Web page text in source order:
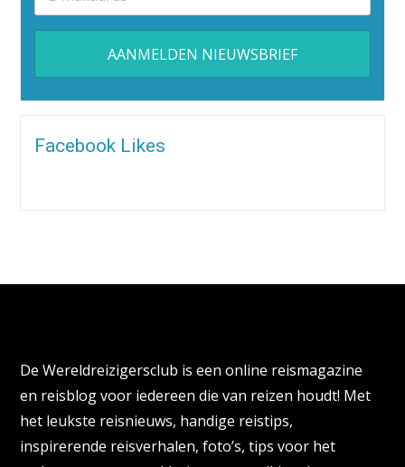
Alternative:
Facebook Likes
De Wereldreizigersclub is een online reismagazine
en reisblog voor iedereen die van reizen houdt! Met
het leukste reisnieuws, handige reistips,
inspirerende reisverhalen, foto’s, tips voor het